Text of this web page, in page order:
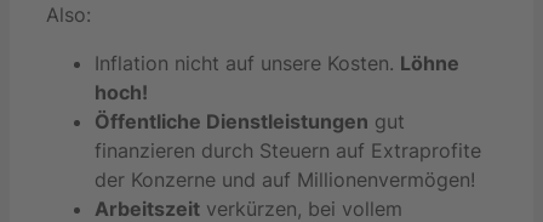
Also:
Inflation nicht auf unsere Kosten. Löhne
hoch!
Öffentliche Dienstleistungen gut
finanzieren durch Steuern auf Extraprofite
der Konzerne und auf Millionenvermögen!
Arbeitszeit verkürzen, bei vollem